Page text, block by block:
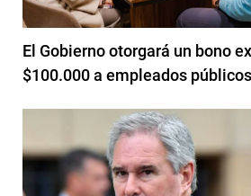
El Gobierno otorgará un bono
$100.000 a empleados